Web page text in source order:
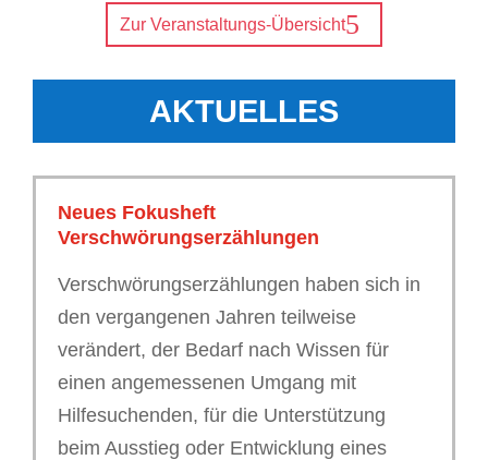
Zur Veranstaltungs-Übersicht
AKTUELLES
Neues Fokusheft
Verschwörungserzählungen
Verschwörungserzählungen haben sich in
den vergangenen Jahren teilweise
verändert, der Bedarf nach Wissen für
einen angemessenen Umgang mit
Hilfesuchenden, für die Unterstützung
beim Ausstieg oder Entwicklung eines